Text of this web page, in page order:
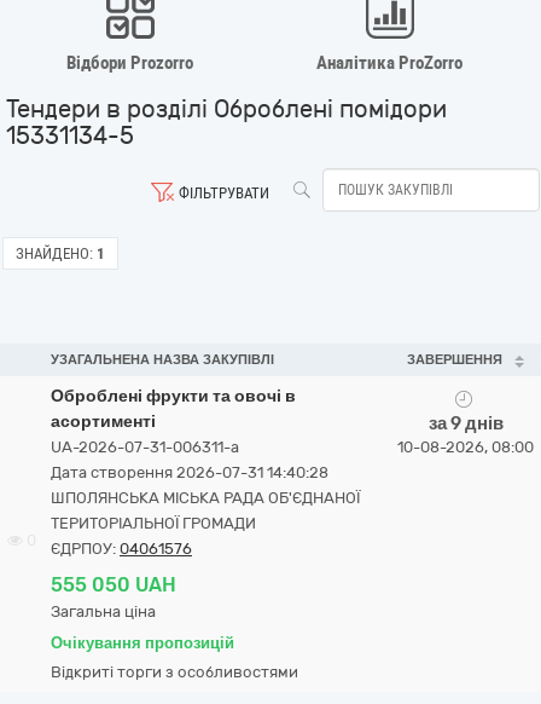
Відбори Prozorro Аналітика ProZorro
Тендери в розділі Оброблені помідори
15331134-5
ФІЛЬТРУВАТИ
ЗНАЙДЕНО: 1
УЗАГАЛЬНЕНА НАЗВА ЗАКУПІВЛІ ЗАВЕРШЕННЯ
Оброблені фрукти та овочі в
асортименті
UA-2026-07-31-006311-a
Дата створення 2026-07-31 14:40:28
ШПОЛЯНСЬКА МІСЬКА РАДА ОБ'ЄДНАНОЇ
ТЕРИТОРІАЛЬНОЇ ГРОМАДИ
ЄДРПОУ: 04061576
555 050 UAH
Загальна ціна
Очікування пропозицій
Відкриті торги з особливостями
за 9 днів
10-08-2026, 08:00